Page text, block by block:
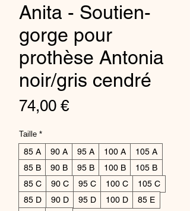
Anita - Soutien-
gorge pour
prothèse Antonia
noir/gris cendré
74,00 €Price
Taille *
85 A 90 A 95 A 100 A
105 A
85 B
90 B 95 B 100 B
105 B
85 C
90 C 95 C 100 C
105 C
85 D
90 D 95 D 100 D
85 E